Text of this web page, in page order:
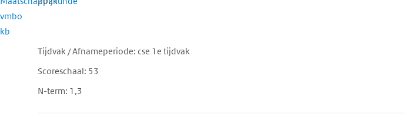
vmbo
kb
Tijdvak / Afnameperiode cse 1e tijdvak
Scoreschaal 53
N-term 1,3